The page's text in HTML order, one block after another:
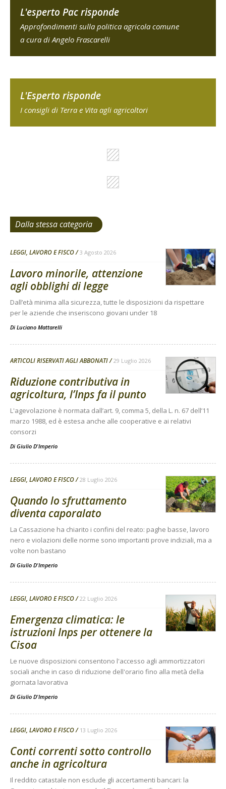
L'esperto Pac risponde
Approfondimenti sulla politica agricola comune
a cura di Angelo Frascarelli
L'Esperto risponde
I consigli di Terra e Vita agli agricoltori
Dalla stessa categoria
LEGGI, LAVORO E FISCO 3 Agosto 2026
Lavoro minorile, attenzione
agli obblighi di legge
Dall’età minima alla sicurezza, tutte le disposizioni da rispettare
per le aziende che inseriscono giovani under 18
Di Luciano Mattarelli
ARTICOLI RISERVATI AGLI ABBONATI 29 Luglio 2026
Riduzione contributiva in
agricoltura, l’Inps fa il punto
L'agevolazione è normata dall’art. 9, comma 5, della L. n. 67 dell’11
marzo 1988, ed è estesa anche alle cooperative e ai relativi
consorzi
Di Giulio D'Imperio
LEGGI, LAVORO E FISCO 28 Luglio 2026
Quando lo sfruttamento
diventa caporalato
La Cassazione ha chiarito i confini del reato: paghe basse, lavoro
nero e violazioni delle norme sono importanti prove indiziali, ma a
volte non bastano
Di Giulio D'Imperio
LEGGI, LAVORO E FISCO 22 Luglio 2026
Emergenza climatica: le
istruzioni Inps per ottenere la
Cisoa
Le nuove disposizioni consentono l'accesso agli ammortizzatori
sociali anche in caso di riduzione dell'orario fino alla metà della
giornata lavorativa
Di Giulio D'Imperio
LEGGI, LAVORO E FISCO 13 Luglio 2026
Conti correnti sotto controllo
anche in agricoltura
Il reddito catastale non esclude gli accertamenti bancari: la